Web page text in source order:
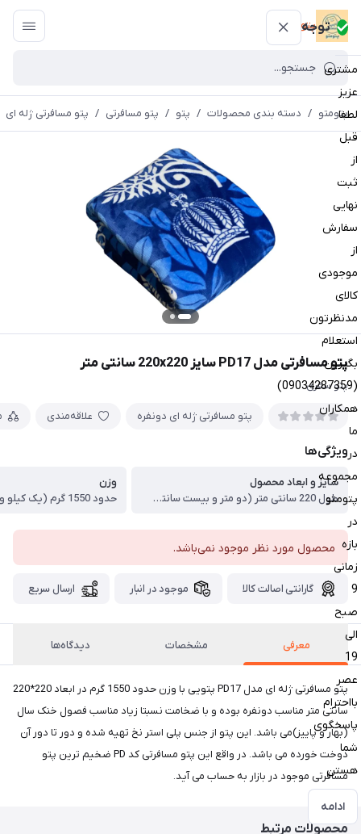
توجه
مشتری
عزیز
لطفا
قبل
از
ثبت
نهایی
سفارش
از
موجودی
کالای
مدنظرتون
استعلام
بگیرین
(09034287359)
همکاران
ما
در
مجموعه
پتومتو
در
بازه
زمانی
9
صبح
الی
19
عصر
بااحترام
پاسخگوی
شما
هستن
ادامه
پتومتو
پتومتو / دسته بندی محصولات / پتو / پتو مسافرتی / پتو مسافرتی ژله ای
پتو مسافرتی مدل PD17 سایز 220x220 سانتی متر
پتو سفری
پتو مسافرتی ژله ای دونفره علاقه‌مندی
ویژگی‌ها
سایز و ابعاد محصول
طول 220 سانتی متر (دو متر و بیست سانتی متر) ، عرض پتو 220 سانتی متر(دو متر و بیست سانتی متر) ، ضخامت: ضخیم ترین پتو مسافرتی موجود در بازار
وزن
حدود 1550 گرم (یک کیلو و نیم)
محصول مورد نظر موجود نمی‌باشد.
گارانتی اصالت کالا موجود در انبار ارسال سریع
معرفی مشخصات دیدگاه‌ها
پتو مسافرتی ژله ای مدل PD17 پتویی با وزن حدود 1550 گرم در ابعاد 220*220
سانتی متر مناسب دونفره بوده و با ضخامت نسبتا زیاد مناسب فصول خنک سال
(بهار و پاییز)می باشد. این پتو از جنس پلی استر نخ تهیه شده و دور تا دور آن
دوخت خورده می باشد. در واقع این پتو مسافرتی کد PD ضخیم ترین پتو
مسافرتی موجود در بازار به حساب می آید.
محصولات مرتبط